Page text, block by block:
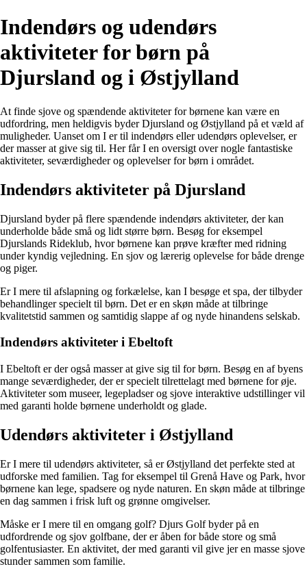
Indendørs og udendørs
aktiviteter for børn på
Djursland og i Østjylland
At finde sjove og spændende aktiviteter for børnene kan være en
udfordring, men heldigvis byder Djursland og Østjylland på et væld af
muligheder. Uanset om I er til indendørs eller udendørs oplevelser, er
der masser at give sig til. Her får I en oversigt over nogle fantastiske
aktiviteter, seværdigheder og oplevelser for børn i området.
Indendørs aktiviteter på Djursland
Djursland byder på flere spændende indendørs aktiviteter, der kan
underholde både små og lidt større børn. Besøg for eksempel
Djurslands Rideklub, hvor børnene kan prøve kræfter med ridning
under kyndig vejledning. En sjov og lærerig oplevelse for både drenge
og piger.
Er I mere til afslapning og forkælelse, kan I besøge et spa, der tilbyder
behandlinger specielt til børn. Det er en skøn måde at tilbringe
kvalitetstid sammen og samtidig slappe af og nyde hinandens selskab.
Indendørs aktiviteter i Ebeltoft
I Ebeltoft er der også masser at give sig til for børn. Besøg en af byens
mange seværdigheder, der er specielt tilrettelagt med børnene for øje.
Aktiviteter som museer, legepladser og sjove interaktive udstillinger vil
med garanti holde børnene underholdt og glade.
Udendørs aktiviteter i Østjylland
Er I mere til udendørs aktiviteter, så er Østjylland det perfekte sted at
udforske med familien. Tag for eksempel til Grenå Have og Park, hvor
børnene kan lege, spadsere og nyde naturen. En skøn måde at tilbringe
en dag sammen i frisk luft og grønne omgivelser.
Måske er I mere til en omgang golf? Djurs Golf byder på en
udfordrende og sjov golfbane, der er åben for både store og små
golfentusiaster. En aktivitet, der med garanti vil give jer en masse sjove
stunder sammen som familie.